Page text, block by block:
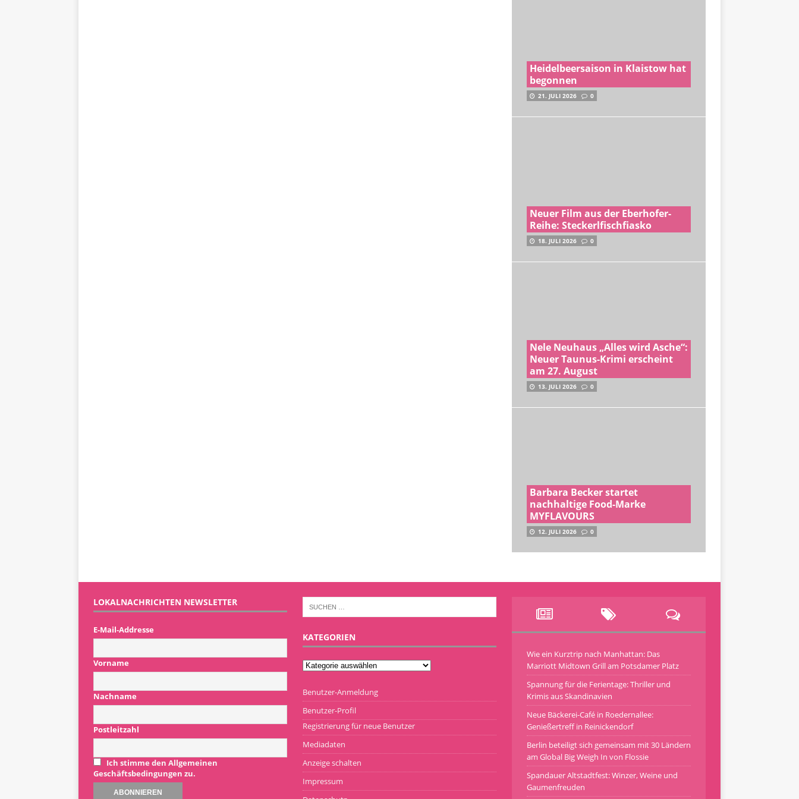
Heidelbeersaison in Klaistow hat
begonnen
21. JULI 2026 0
Neuer Film aus der Eberhofer-
Reihe: Steckerlfischfiasko
18. JULI 2026 0
Nele Neuhaus „Alles wird Asche“:
Neuer Taunus-Krimi erscheint
am 27. August
13. JULI 2026 0
Barbara Becker startet
nachhaltige Food-Marke
MYFLAVOURS
12. JULI 2026 0
LOKALNACHRICHTEN NEWSLETTER
E-Mail-Addresse
Vorname
Nachname
Postleitzahl
Ich stimme den Allgemeinen
Geschäftsbedingungen zu.
KATEGORIEN
Benutzer-Anmeldung
Benutzer-Profil
Registrierung für neue Benutzer
Mediadaten
Anzeige schalten
Impressum
Wie ein Kurztrip nach Manhattan: Das
Marriott Midtown Grill am Potsdamer Platz
Spannung für die Ferientage: Thriller und
Krimis aus Skandinavien
Neue Bäckerei-Café in Roedernallee:
Genießertreff in Reinickendorf
Berlin beteiligt sich gemeinsam mit 30 Ländern
am Global Big Weigh In von Flossie
Spandauer Altstadtfest: Winzer, Weine und
Gaumenfreuden